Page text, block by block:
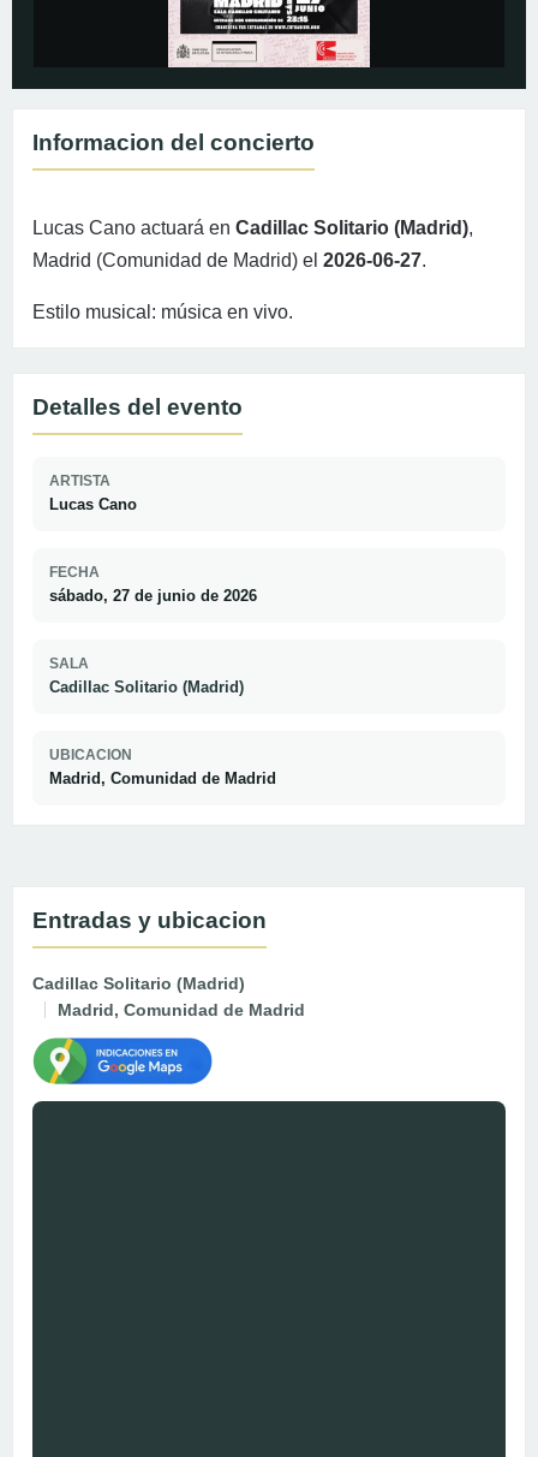
Informacion del concierto
Lucas Cano actuará en Cadillac Solitario (Madrid),
Madrid (Comunidad de Madrid) el 2026-06-27.
Estilo musical: música en vivo.
Detalles del evento
ARTISTA
Lucas Cano
FECHA
sábado, 27 de junio de 2026
SALA
Cadillac Solitario (Madrid)
UBICACION
Madrid, Comunidad de Madrid
Entradas y ubicacion
Cadillac Solitario (Madrid)
Madrid, Comunidad de Madrid